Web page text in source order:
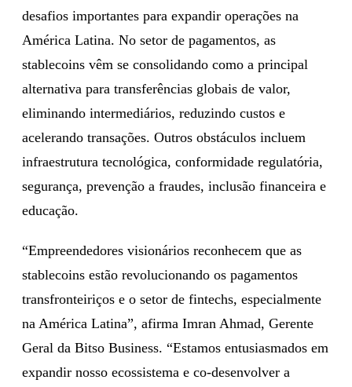
desafios importantes para expandir operações na
América Latina. No setor de pagamentos, as
stablecoins vêm se consolidando como a principal
alternativa para transferências globais de valor,
eliminando intermediários, reduzindo custos e
acelerando transações. Outros obstáculos incluem
infraestrutura tecnológica, conformidade regulatória,
segurança, prevenção a fraudes, inclusão financeira e
educação.
“Empreendedores visionários reconhecem que as
stablecoins estão revolucionando os pagamentos
transfronteiriços e o setor de fintechs, especialmente
na América Latina”, afirma Imran Ahmad, Gerente
Geral da Bitso Business. “Estamos entusiasmados em
expandir nosso ecossistema e co-desenvolver a